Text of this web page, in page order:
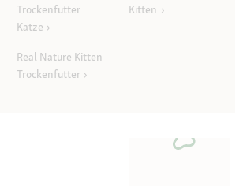
Trockenfutter
Katze
Kitten
Real Nature Kitten
Trockenfutter